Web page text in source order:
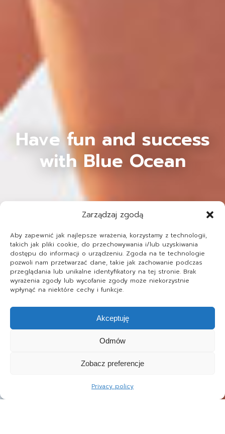
Zarządzaj zgodą
Aby zapewnić jak najlepsze wrażenia, korzystamy z technologii,
takich jak pliki cookie, do przechowywania i/lub uzyskiwania
dostępu do informacji o urządzeniu. Zgoda na te technologie
pozwoli nam przetwarzać dane, takie jak zachowanie podczas
przeglądania lub unikalne identyfikatory na tej stronie. Brak
wyrażenia zgody lub wycofanie zgody może niekorzystnie
wpłynąć na niektóre cechy i funkcje.
Akceptuję
Odmów
Zobacz preferencje
Privacy policy
Have fun and success
with Blue Ocean